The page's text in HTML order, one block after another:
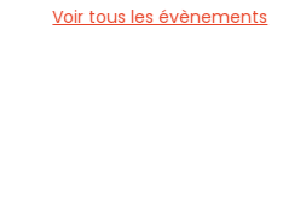
Voir tous les évènements